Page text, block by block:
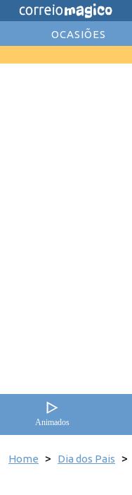
OCASIÕES
Animados
Home > Dia dos Pais >